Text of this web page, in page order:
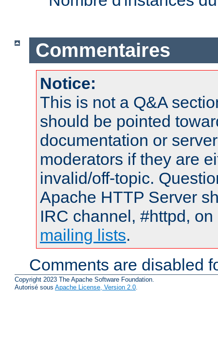
Commentaires
Notice:
This is not a Q&A
should be pointed
documentation or
moderators if they are
invalid/off-topic.
Apache HTTP Server
IRC channel, #httpd,
mailing lists.
Comments are disabled
Copyright 2023 The Apache Software Foundation.
Autorisé sous Apache License, Version 2.0.